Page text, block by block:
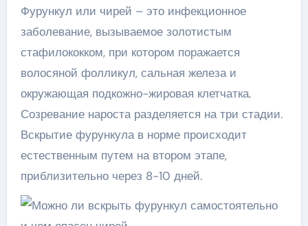
Фурункул или чирей – это инфекционное
заболевание, вызываемое золотистым
стафилококком, при котором поражается
волосяной фолликул, сальная железа и
окружающая подкожно-жировая клетчатка.
Созревание нароста разделяется на три стадии.
Вскрытие фурункула в норме происходит
естественным путем на втором этапе,
приблизительно через 8-10 дней.